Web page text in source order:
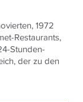
1972
Restaurants,
Stunden-
der zu den